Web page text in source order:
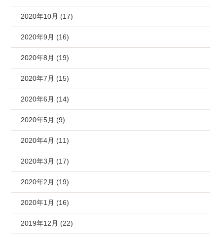
2020年10月 (17)
2020年9月 (16)
2020年8月 (19)
2020年7月 (15)
2020年6月 (14)
2020年5月 (9)
2020年4月 (11)
2020年3月 (17)
2020年2月 (19)
2020年1月 (16)
2019年12月 (22)